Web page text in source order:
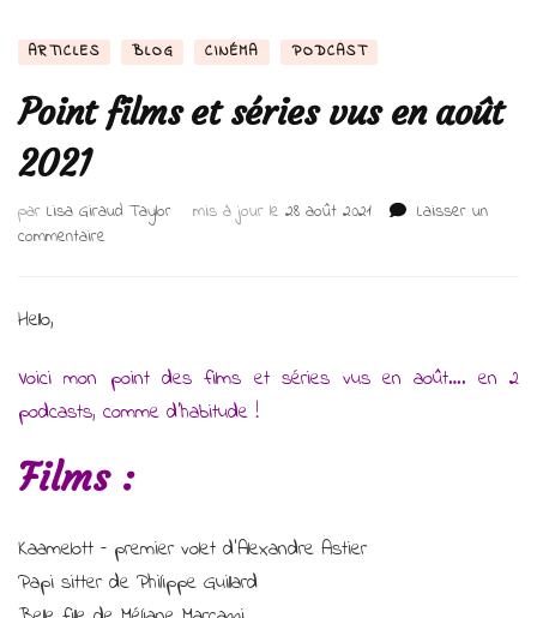
ARTICLES BLOG CINÉMA PODCAST
Point films et séries vus en août
2021
par Lisa Giraud Taylor mis à jour le 28 août 2021
Laisser un
commentaire
en
août
Hello,
Voici mon point des films et séries vus en août…. en 2
podcasts, comme d’habitude !
Films :
Kaamelott – premier volet d’Alexandre Astier
Papi sitter de Philippe Guillard